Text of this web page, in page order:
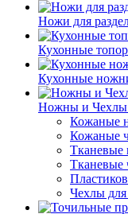
Ножи для
Кухонные
Кухонные
Ножны и Чехлы
Кожаные
Кожаные
Тканевые
Тканевые
Чехлы для